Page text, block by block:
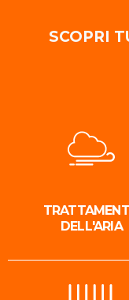
SCOPRI
DELL'ARIA